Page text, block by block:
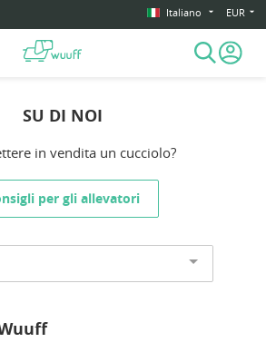
Italiano EUR
SU DI NOI
in vendita un cucciolo?
per gli allevatori